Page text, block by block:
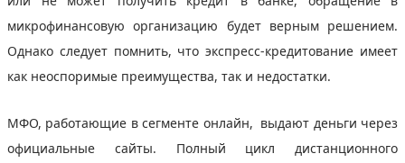
микрофинансовую организацию будет верным решением.
Однако следует помнить, что экспресс-кредитование имеет
как неоспоримые преимущества, так и недостатки.
МФО, работающие в сегменте онлайн, выдают деньги через
официальные сайты. Полный цикл дистанционного